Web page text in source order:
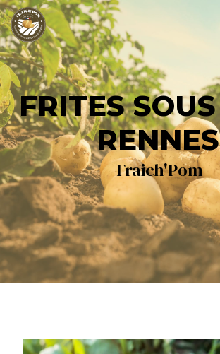
FRITES SOUS VIDE
RENNES
Fraich'Pom
Panneau de gestion des cookies